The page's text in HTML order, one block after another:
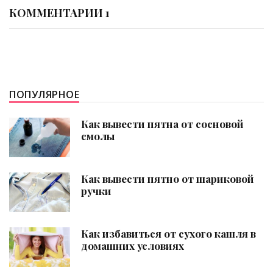
КОММЕНТАРИИ 1
ПОПУЛЯРНОЕ
Как вывести пятна от сосновой
смолы
Как вывести пятно от шариковой
ручки
Как избавиться от сухого кашля в
домашних условиях